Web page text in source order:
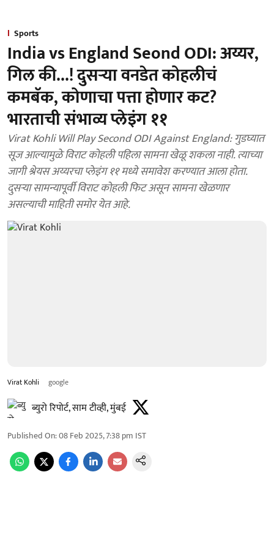
Sports
India vs England Seond ODI: अय्यर,
गिल की...! दुसऱ्या वनडेत कोहलीचं
कमबॅक, कोणाचा पत्ता होणार कट?
भारताची संभाव्य प्लेइंग ११
Virat Kohli Will Play Second ODI Against England: गुडघ्यात
सूज आल्यामुळे विराट कोहली पहिला सामना खेळू शकला नाही. त्याच्या
जागी श्रेयस अय्यरचा प्लेइंग ११ मध्ये समावेश करण्यात आला होता.
दुसऱ्या सामन्यापूर्वी विराट कोहली फिट असून सामना खेळणार
असल्याची माहिती समोर येत आहे.
Virat Kohli google
ब्युरो रिपोर्ट, साम टीव्ही, मुंबई
Published On:08 Feb 2025, 7:38 pm IST